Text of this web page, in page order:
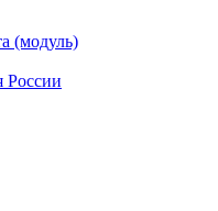
(модуль)